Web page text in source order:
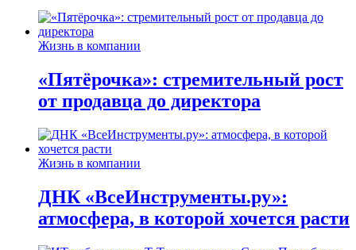
Жизнь в компании
«Пятёрочка»: стремительный рост
от продавца до директора
Жизнь в компании
ДНК «ВсеИнструменты.ру»:
атмосфера, в которой хочется расти